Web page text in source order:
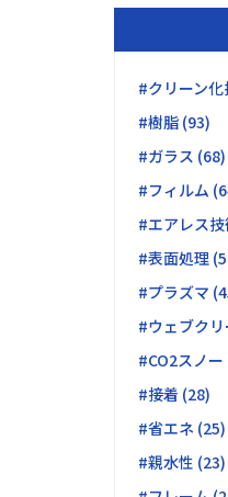
#クリーン
#樹脂 (93)
#ガラス (68)
#フィルム
#エアレス
#表面処理
#プラズマ
#ウェブク
#CO2スノ
#接着 (28)
#省エネ (25)
#親水性 (23)